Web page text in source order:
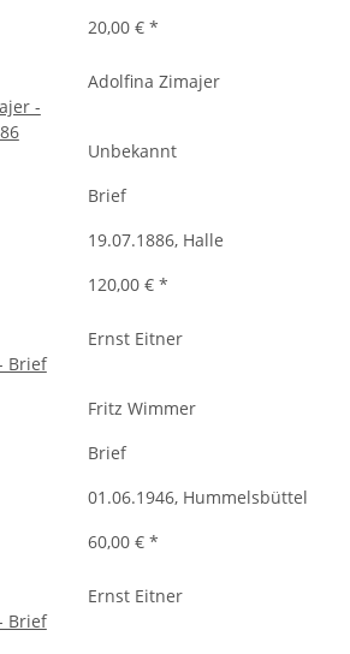
20,00 €*
Adolfina Zimajer
Unbekannt
Brief
19.07.1886, Halle
120,00 €*
Ernst Eitner
Fritz Wimmer
Brief
01.06.1946, Hummelsbüttel
60,00 €*
Ernst Eitner